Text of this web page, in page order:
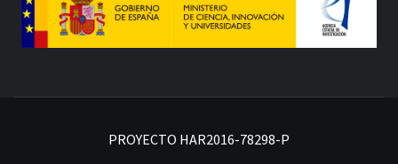
PROYECTO HAR2016-78298-P